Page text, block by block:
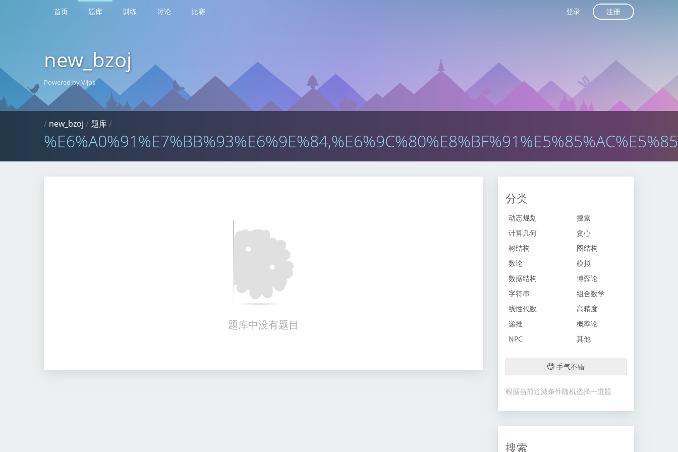
首页 题库 训练 讨论 比赛 登录 注册
new_bzoj
Powered by Vijos
/ new_bzoj /题库/
题库中没有题目
分类
动态规划
搜索
计算几何
贪心
树结构
图结构
数论
模拟
数据结构
博弈论
字符串
组合数学
线性代数
高精度
递推
概率论
NPC
其他
手气不错
根据当前过滤条件随机选择一道题
搜索